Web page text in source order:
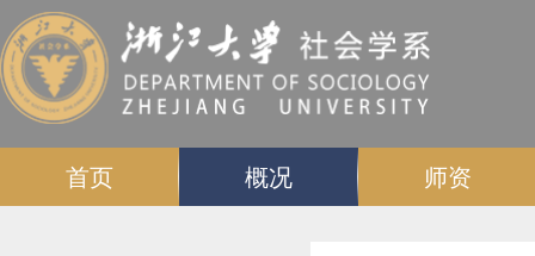
首页 概况 师资